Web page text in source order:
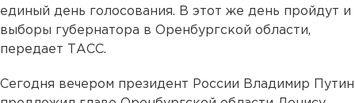
единый день голосования. В этот же день пройдут и
выборы губернатора в Оренбургской области,
передает ТАСС.
Сегодня вечером президент России Владимир Путин